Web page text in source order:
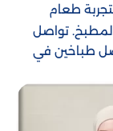
طعام
تواصل
طباخين في